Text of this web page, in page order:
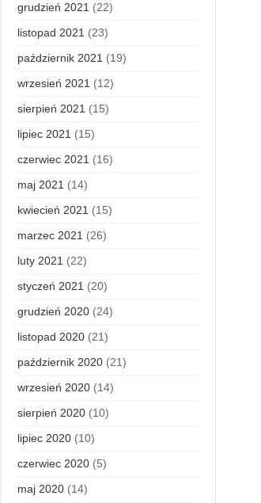
grudzień 2021 (22)
listopad 2021 (23)
październik 2021 (19)
wrzesień 2021 (12)
sierpień 2021 (15)
lipiec 2021 (15)
czerwiec 2021 (16)
maj 2021 (14)
kwiecień 2021 (15)
marzec 2021 (26)
luty 2021 (22)
styczeń 2021 (20)
grudzień 2020(24)
listopad 2020(21)
październik 2020(21)
wrzesień 2020(14)
sierpień 2020(10)
lipiec 2020(10)
czerwiec 2020(5)
maj 2020(14)